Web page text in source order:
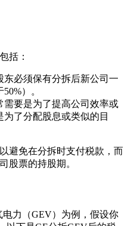
括：
东必须保有分拆后新公司一
）。
需要是为了提高公司效率或
了分配股息或类似的目
避免在分拆时支付税款，而
股票的持股期。
力（GEV）为例，假设你